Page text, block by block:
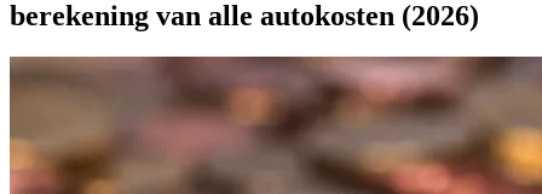
berekening van alle autokosten (2026)